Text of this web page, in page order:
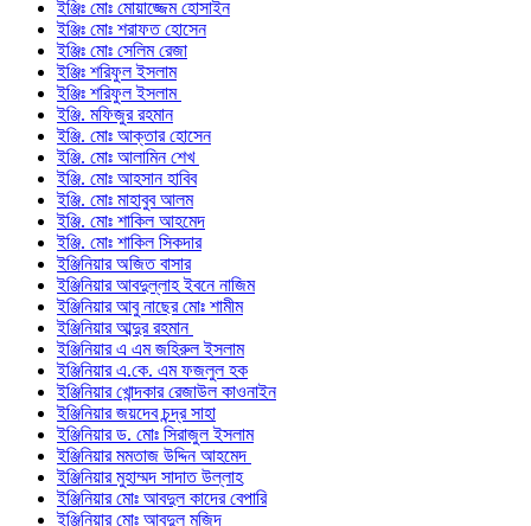
ইঞ্জিঃ মোঃ মোয়াজ্জেম হোসাইন
ইঞ্জিঃ মোঃ শরাফত হোসেন
ইঞ্জিঃ মোঃ সেলিম রেজা
ইঞ্জিঃ শরিফুল ইসলাম
ইঞ্জিঃ শরিফুল ইসলাম
ইঞ্জি. মফিজুর রহমান
ইঞ্জি. মোঃ আক্তার হোসেন
ইঞ্জি. মোঃ আলামিন শেখ
ইঞ্জি. মোঃ আহসান হাবিব
ইঞ্জি. মোঃ মাহাবুব আলম
ইঞ্জি. মোঃ শাকিল আহমেদ
ইঞ্জি. মোঃ শাকিল সিকদার
ইঞ্জিনিয়ার অজিত বাসার
ইঞ্জিনিয়ার আবদুল্লাহ ইবনে নাজিম
ইঞ্জিনিয়ার আবু নাছের মোঃ শামীম
ইঞ্জিনিয়ার আব্দুর রহমান
ইঞ্জিনিয়ার এ এম জহিরুল ইসলাম
ইঞ্জিনিয়ার এ.কে. এম ফজলুল হক
ইঞ্জিনিয়ার খোন্দকার রেজাউল কাওনাইন
ইঞ্জিনিয়ার জয়দেব চন্দ্র সাহা
ইঞ্জিনিয়ার ড. মোঃ সিরাজুল ইসলাম
ইঞ্জিনিয়ার মমতাজ উদ্দিন আহমেদ
ইঞ্জিনিয়ার মুহাম্মদ সাদাত উল্লাহ
ইঞ্জিনিয়ার মোঃ আবদুল কাদের বেপারি
ইঞ্জিনিয়ার মোঃ আবদুল মজিদ